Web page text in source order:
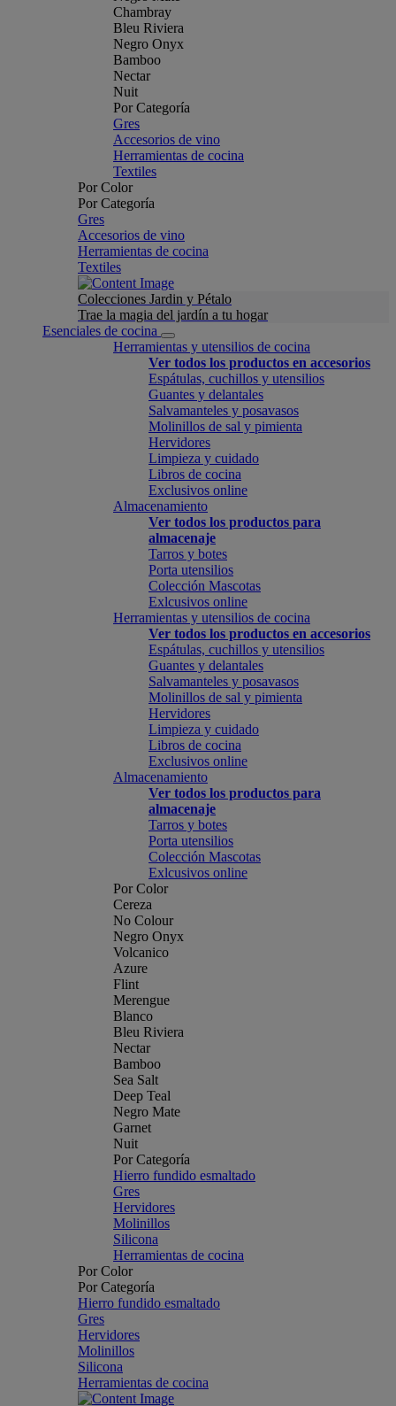
Chambray
Bleu Riviera
Negro Onyx
Bamboo
Nectar
Nuit
Por Categoría
Gres
Accesorios de vino
Herramientas de cocina
Textiles
Por Color
Por Categoría
Gres
Accesorios de vino
Herramientas de cocina
Textiles
Colecciones Jardin y Pétalo
Trae la magia del jardín a tu hogar
Esenciales de cocina
Herramientas y utensilios de cocina
Ver todos los productos en accesorios
Espátulas, cuchillos y utensilios
Guantes y delantales
Salvamanteles y posavasos
Molinillos de sal y pimienta
Hervidores
Limpieza y cuidado
Libros de cocina
Exclusivos online
Almacenamiento
Ver todos los productos para
almacenaje
Tarros y botes
Porta utensilios
Colección Mascotas
Exlcusivos online
Herramientas y utensilios de cocina
Ver todos los productos en accesorios
Espátulas, cuchillos y utensilios
Guantes y delantales
Salvamanteles y posavasos
Molinillos de sal y pimienta
Hervidores
Limpieza y cuidado
Libros de cocina
Exclusivos online
Almacenamiento
Ver todos los productos para
almacenaje
Tarros y botes
Porta utensilios
Colección Mascotas
Exlcusivos online
Por Color
Cereza
No Colour
Negro Onyx
Volcanico
Azure
Flint
Merengue
Blanco
Bleu Riviera
Nectar
Bamboo
Sea Salt
Deep Teal
Negro Mate
Garnet
Nuit
Por Categoría
Hierro fundido esmaltado
Gres
Hervidores
Molinillos
Silicona
Herramientas de cocina
Por Color
Por Categoría
Hierro fundido esmaltado
Gres
Hervidores
Molinillos
Silicona
Herramientas de cocina